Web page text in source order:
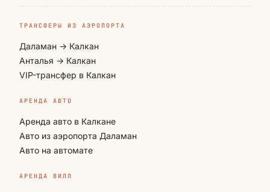
ТРАНСФЕРЫ ИЗ АЭРОПОРТА
Даламан → Калкан
Анталья → Калкан
VIP-трансфер в Калкан
АРЕНДА АВТО
Аренда авто в Калкане
Авто из аэропорта Даламан
Авто на автомате
АРЕНДА ВИЛЛ